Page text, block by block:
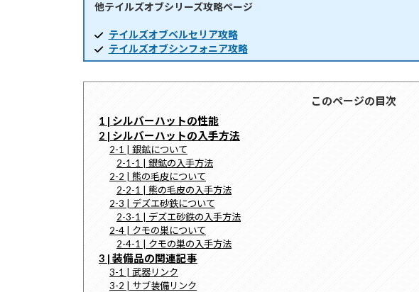
時
他テイルズオブシリーズ攻略ページ
テイルズオブベルセリア攻略
テイルズオブシンフォニア攻略
このページの目次
1 | シルバーハットの性能
2 | シルバーハットの入手方法
2-1 | 銀鉱について
2-1-1 | 銀鉱の入手方法
2-2 | 熊の毛皮について
2-2-1 | 熊の毛皮の入手方法
2-3 | デズエ砂鉄について
2-3-1 | デズエ砂鉄の入手方法
2-4 | クモの巣について
2-4-1 | クモの巣の入手方法
3 | 装備品の関連記事
3-1 | 武器リンク
3-2 | サブ装備リンク